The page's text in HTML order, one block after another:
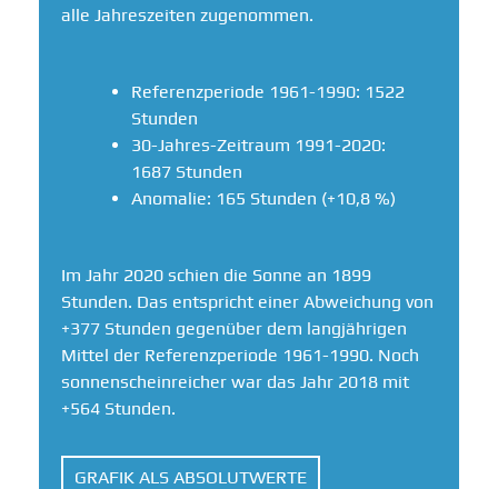
alle Jahreszeiten zugenommen.
Referenzperiode 1961-1990: 1522
Stunden
30-Jahres-Zeitraum 1991-2020:
1687 Stunden
Anomalie: 165 Stunden (+10,8 %)
Im Jahr 2020 schien die Sonne an 1899
Stunden. Das entspricht einer Abweichung von
+377 Stunden gegenüber dem langjährigen
Mittel der Referenzperiode 1961-1990. Noch
sonnenscheinreicher war das Jahr 2018 mit
+564 Stunden.
GRAFIK ALS ABSOLUTWERTE